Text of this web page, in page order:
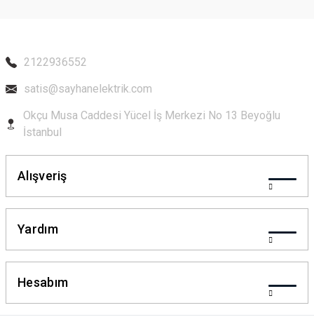
2122936552
satis@sayhanelektrik.com
Okçu Musa Caddesi Yücel İş Merkezi No 13 Beyoğlu
İstanbul
Alışveriş
Yardım
Hesabım